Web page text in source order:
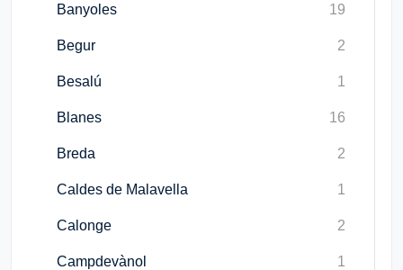
Banyoles 19
Begur 2
Besalú 1
Blanes 16
Breda 2
Caldes de Malavella 1
Calonge 2
Campdevànol 1